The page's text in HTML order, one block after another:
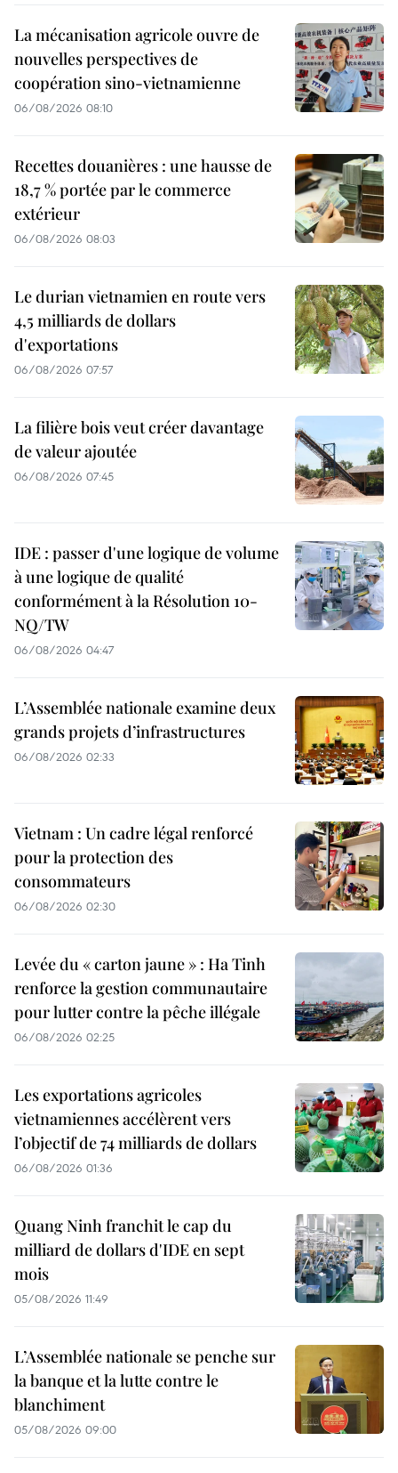
La mécanisation agricole ouvre de
nouvelles perspectives de
coopération sino-vietnamienne
06/08/2026 08:10
Recettes douanières : une hausse de
18,7 % portée par le commerce
extérieur
06/08/2026 08:03
Le durian vietnamien en route vers
4,5 milliards de dollars
d'exportations
06/08/2026 07:57
La filière bois veut créer davantage
de valeur ajoutée
06/08/2026 07:45
IDE : passer d'une logique de volume
à une logique de qualité
conformément à la Résolution 10-
NQ/TW
06/08/2026 04:47
L’Assemblée nationale examine deux
grands projets d’infrastructures
06/08/2026 02:33
Vietnam : Un cadre légal renforcé
pour la protection des
consommateurs
06/08/2026 02:30
Levée du « carton jaune » : Ha Tinh
renforce la gestion communautaire
pour lutter contre la pêche illégale
06/08/2026 02:25
Les exportations agricoles
vietnamiennes accélèrent vers
l’objectif de 74 milliards de dollars
06/08/2026 01:36
Quang Ninh franchit le cap du
milliard de dollars d'IDE en sept
mois
05/08/2026 11:49
L’Assemblée nationale se penche sur
la banque et la lutte contre le
blanchiment
05/08/2026 09:00